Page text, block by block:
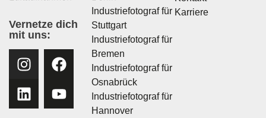
Vernetze dich
mit uns:
Industriefotograf für
Stuttgart
Industriefotograf für
Bremen
Industriefotograf für
Osnabrück
Industriefotograf für
Hannover
Karriere